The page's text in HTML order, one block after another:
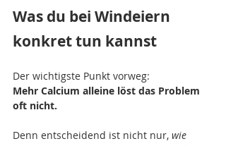
Was du bei Windeiern
konkret tun kannst
Der wichtigste Punkt vorweg:
Mehr Calcium alleine löst das Problem
oft nicht.
Denn entscheidend ist nicht nur, wie